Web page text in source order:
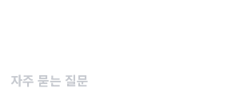
자주 묻는 질문